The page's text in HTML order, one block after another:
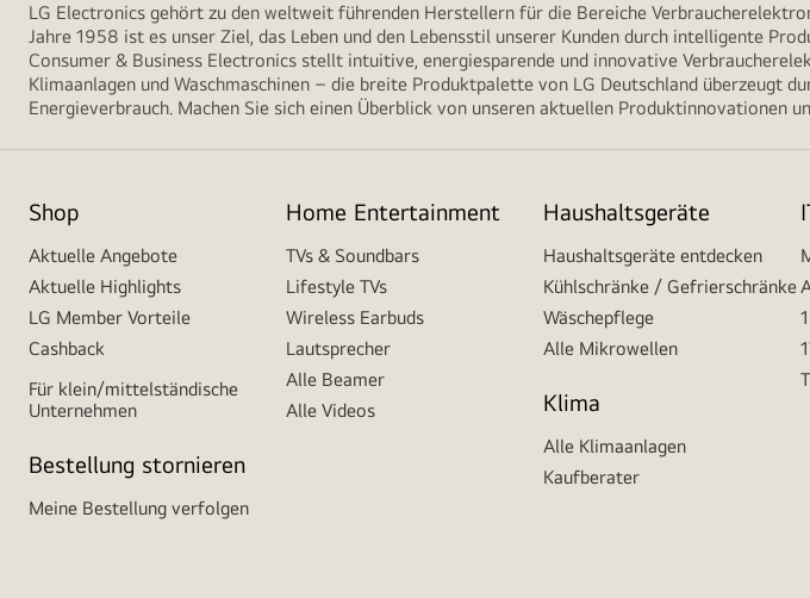
LG Electronics gehört zu den weltweit führenden Herstellern für die Bereiche
Jahre 1958 ist es unser Ziel, das Leben und den Lebensstil unserer Kunden durch intelligente
Consumer & Business Electronics stellt intuitive, energiesparende und innovative
Klimaanlagen und Waschmaschinen – die breite Produktpalette von LG Deutschland überzeugt
Energieverbrauch. Machen Sie sich einen Überblick von unseren aktuellen Produktinnovationen
Shop
Aktuelle Angebote
Aktuelle Highlights
LG Member Vorteile
Cashback
Für klein/mittelständische
Unternehmen
Bestellung stornieren
Meine Bestellung verfolgen
Home Entertainment
TVs & Soundbars
Lifestyle TVs
Wireless Earbuds
Lautsprecher
Alle Beamer
Alle Videos
Haushaltsgeräte
Haushaltsgeräte entdecken
Kühlschränke / Gefrierschränke
Wäschepflege
Alle Mikrowellen
Klima
Alle Klimaanlagen
Kaufberater